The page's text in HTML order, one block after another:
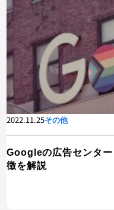
2022.11.25その他
Googleの広告センタ
徴を解説